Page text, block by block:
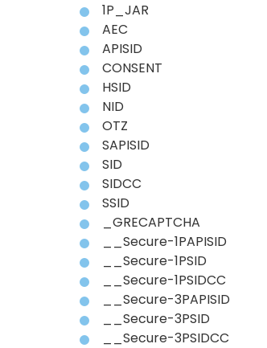
1P_JAR
AEC
APISID
CONSENT
HSID
NID
OTZ
SAPISID
SID
SIDCC
SSID
_GRECAPTCHA
__Secure-1PAPISID
__Secure-1PSID
__Secure-1PSIDCC
__Secure-3PAPISID
__Secure-3PSID
__Secure-3PSIDCC